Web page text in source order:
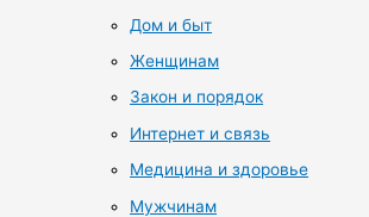
Дом и быт
Женщинам
Закон и порядок
Интернет и связь
Медицина и здоровье
Мужчинам